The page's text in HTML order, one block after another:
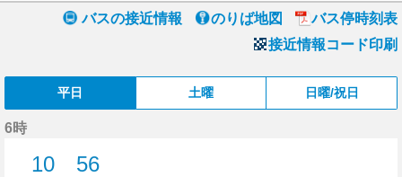
バスの接近情報 のりば地図
バス停時刻表
接近情報コード印刷
平日 土曜 日曜/祝日
6時
10
56